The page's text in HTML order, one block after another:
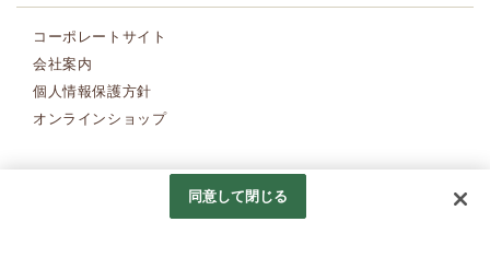
コーポレートサイト
会社案内
個人情報保護方針
オンラインショップ
Copyright (c) Amina Collection Co.,LTD.
Googleアナリティクスの利用について
同意して閉じる